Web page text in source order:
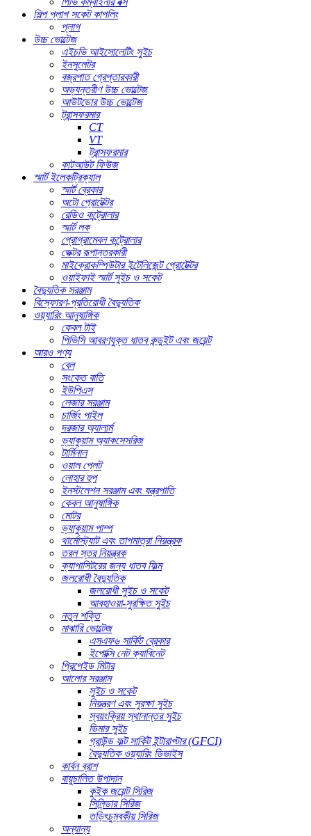
শিল্প প্লাগ সকেট কাপলিং
প্লাগ
উচ্চ ভোল্টেজ
এইচভি আইসোলেটিং সুইচ
ইনসুলেটর
বজ্রপাত গ্রেপ্তারকারী
অভ্যন্তরীণ উচ্চ ভোল্টেজ
আউটডোর উচ্চ ভোল্টেজ
ট্রান্সফরমার
CT
VT
ট্রান্সফরমার
কাটআউট ফিউজ
স্মার্ট ইলেকট্রিক্যাল
স্মার্ট ব্রেকার
অটো প্রোটেক্টর
রেডিও কন্ট্রোলার
স্মার্ট লক
প্রোগ্রামেবল কন্ট্রোলার
ভেক্টর রূপান্তরকারী
মাইক্রোকম্পিউটার ইন্টেলিজেন্ট প্রোটেক্টর
ওয়াইফাই স্মার্ট সুইচ ও সকেট
বৈদ্যুতিক সরঞ্জাম
বিস্ফোরণ-প্রতিরোধী বৈদ্যুতিক
ওয়্যারিং আনুষাঙ্গিক
কেবল টাই
পিভিসি আবরণযুক্ত ধাতব কন্ডুইট এবং জয়েন্ট
আরও পণ্য
বেল
সংকেত বাতি
ইউপিএস
লেজার সরঞ্জাম
চার্জিং পাইল
দরজার অ্যালার্ম
ভ্যাকুয়াম অ্যাকসেসরিজ
টার্মিনাল
ওয়াল প্লেট
লোহার হুপ
ইনস্টলেশন সরঞ্জাম এবং যন্ত্রপাতি
কেবল আনুষাঙ্গিক
মোটর
ভ্যাকুয়াম পাম্প
থার্মোস্ট্যাট এবং তাপমাত্রা নিয়ন্ত্রক
তরল স্তর নিয়ন্ত্রক
ক্যাপাসিটরের জন্য ধাতব ফিল্ম
জলরোধী বৈদ্যুতিক
জলরোধী সুইচ ও সকেট
আবহাওয়া-সুরক্ষিত সুইচ
নতুন শক্তি
মাঝারি ভোল্টেজ
এসএফ৬ সার্কিট ব্রেকার
ইপোক্সি নেট ক্যাবিনেট
প্রিপেইড মিটার
আলোর সরঞ্জাম
সুইচ ও সকেট
নিয়ন্ত্রণ এবং সুরক্ষা সুইচ
স্বয়ংক্রিয় স্থানান্তর সুইচ
ডিমার সুইচ
গ্রাউন্ড ফল্ট সার্কিট ইন্টারাপ্টার (GFCI)
বৈদ্যুতিক ওয়্যারিং ডিভাইস
কার্বন ব্রাশ
বায়ুচালিত উপাদান
কুইক জয়েন্ট সিরিজ
সিলিন্ডার সিরিজ
তড়িৎচুম্বকীয় সিরিজ
অন্যান্য